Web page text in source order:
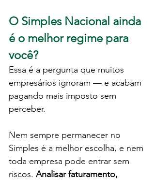
O Simples Nacional ainda
é o melhor regime para
você?
Essa é a pergunta que muitos
empresários ignoram — e acabam
pagando mais imposto sem
perceber.
Nem sempre permanecer no
Simples é a melhor escolha, e nem
toda empresa pode entrar sem
riscos. Analisar faturamento,